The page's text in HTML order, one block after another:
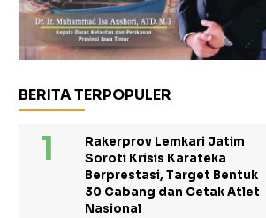
BERITA TERPOPULER
Rakerprov Lemkari Jatim
Soroti Krisis Karateka
Berprestasi, Target Bentuk
30 Cabang dan Cetak Atlet
Nasional